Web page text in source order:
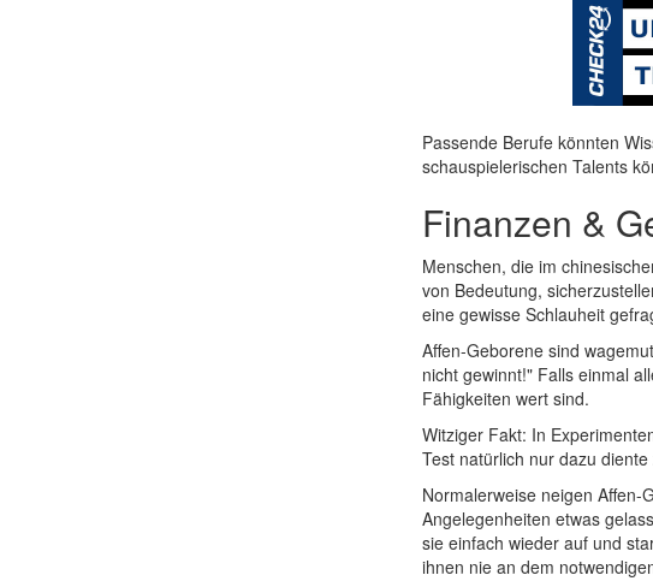
Passende Berufe könnten
schauspielerischen Talents
Finanzen &
Menschen, die im
von Bedeutung,
eine gewisse Schlauheit
Affen-Geborene sind
nicht gewinnt!" Falls einmal
Fähigkeiten wert sind.
Witziger Fakt: In
Test natürlich nur dazu
Normalerweise neigen
Angelegenheiten etwas
sie einfach wieder auf und
ihnen nie an dem